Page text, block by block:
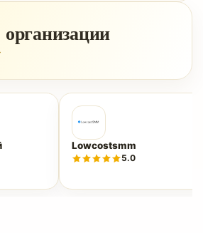
Lowcostsmm
5.0